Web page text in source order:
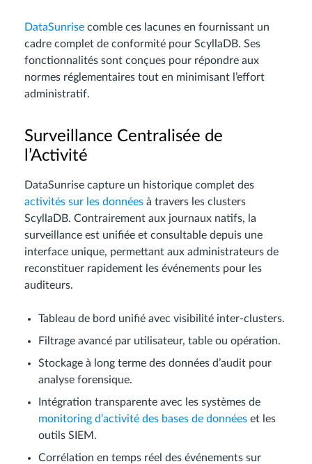
DataSunrise comble ces lacunes en fournissant un
cadre complet de conformité pour ScyllaDB. Ses
fonctionnalités sont conçues pour répondre aux
normes réglementaires tout en minimisant l’effort
administratif.
Surveillance Centralisée de
l’Activité
DataSunrise capture un historique complet des
activités sur les données à travers les clusters
ScyllaDB. Contrairement aux journaux natifs, la
surveillance est unifiée et consultable depuis une
interface unique, permettant aux administrateurs de
reconstituer rapidement les événements pour les
auditeurs.
Tableau de bord unifié avec visibilité inter-clusters.
Filtrage avancé par utilisateur, table ou opération.
Stockage à long terme des données d’audit pour
analyse forensique.
Intégration transparente avec les systèmes de
monitoring d’activité des bases de données et les
outils SIEM.
Corrélation en temps réel des événements sur